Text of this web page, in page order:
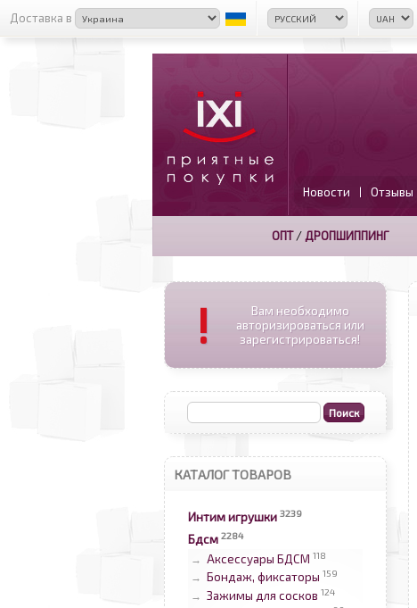
Доставка в
Новости | Отзывы
ОПТ/ ДРОПШИППИНГ
!
Вам необходимо
авторизироваться или
зарегистрироваться!
КАТАЛОГ ТОВАРОВ
Интим игрушки 3239
Бдсм 2284
→ Аксессуары БДСМ 118
→ Бондаж, фиксаторы 159
→ Зажимы для сосков 124